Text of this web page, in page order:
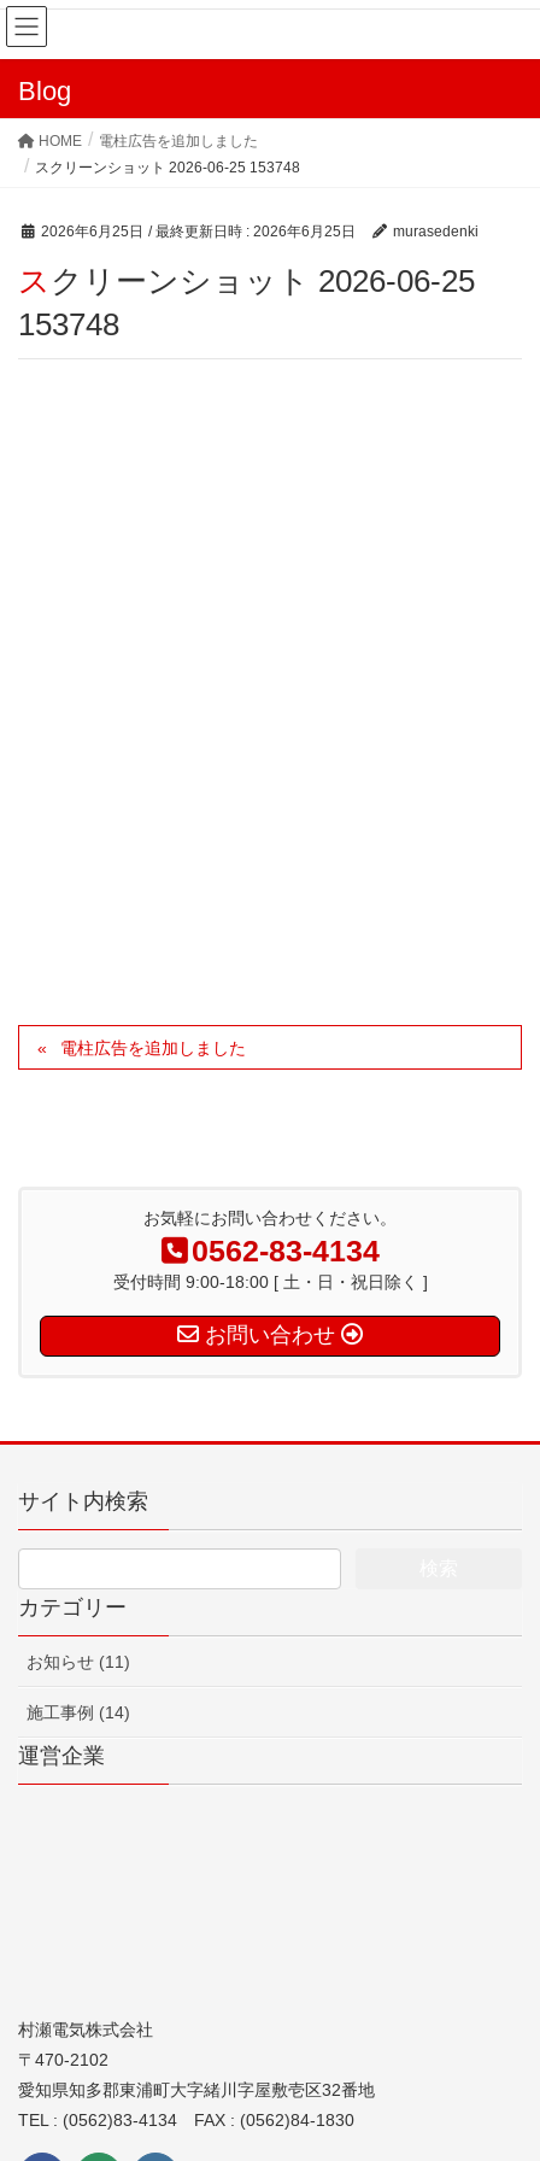
Blog
HOME
電柱広告を追加しました
スクリーンショット 2026-06-25 153748
2026年6月25日 / 最終更新日時 : 2026年6月25日 murasedenki
スクリーンショット 2026-06-25
153748
電柱広告を追加しました
お気軽にお問い合わせください。
0562-83-4134
受付時間 9:00-18:00 [ 土・日・祝日除く ]
お問い合わせ
サイト内検索
カテゴリー
お知らせ (11)
施工事例 (14)
運営企業
村瀬電気株式会社
〒470-2102
愛知県知多郡東浦町大字緒川字屋敷壱区32番地
TEL : (0562)83-4134 FAX : (0562)84-1830